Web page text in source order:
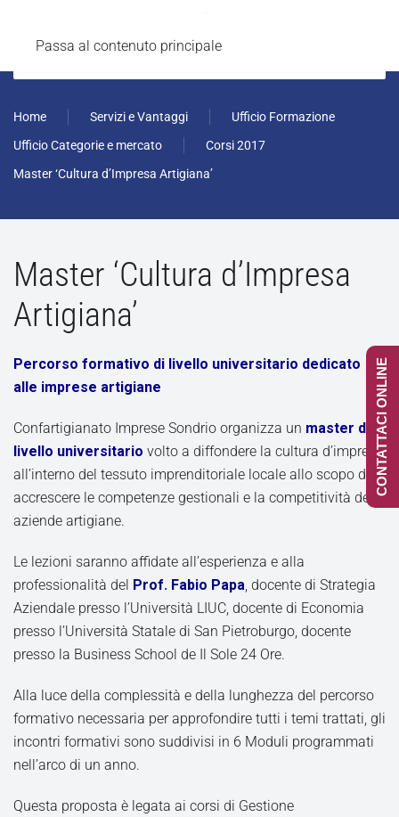
Passa al contenuto principale
Home Servizi e Vantaggi
Ufficio Formazione
Ufficio Categorie e mercato
Corsi 2017
Master ‘Cultura d’Impresa Artigiana’
Master ‘Cultura d’Impresa
Artigiana’
Percorso formativo di livello universitario dedicato
alle imprese artigiane
Confartigianato Imprese Sondrio organizza un master di
livello universitario volto a diffondere la cultura d’impresa
all’interno del tessuto imprenditoriale locale allo scopo di
accrescere le competenze gestionali e la competitività delle
aziende artigiane.
Le lezioni saranno affidate all’esperienza e alla
professionalità del Prof. Fabio Papa, docente di Strategia
Aziendale presso l’Università LIUC, docente di Economia
presso l’Università Statale di San Pietroburgo, docente
presso la Business School de Il Sole 24 Ore.
Alla luce della complessità e della lunghezza del percorso
formativo necessaria per approfondire tutti i temi trattati, gli
incontri formativi sono suddivisi in 6 Moduli programmati
nell’arco di un anno.
Questa proposta è legata ai corsi di Gestione
CONTATTACI ONLINE